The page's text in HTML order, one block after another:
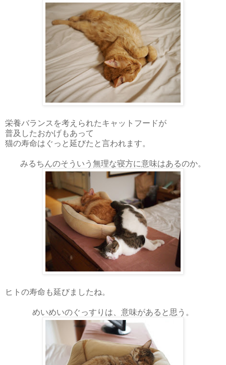
栄養バランスを考えられたキャットフードが
普及したおかげもあって
猫の寿命はぐっと延びたと言われます。
みるちんのそういう無理な寝方に意味はあるのか。
ヒトの寿命も延びましたね。
めいめいのぐっすりは、意味があると思う。